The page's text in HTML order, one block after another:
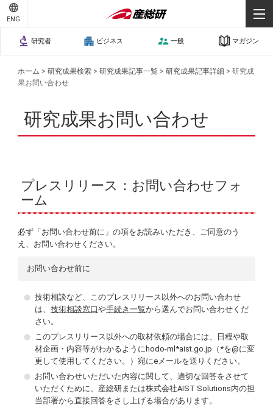
ENG
研究者 ビジネス 一般 マガジン
ホーム >研究成果検索 >研究成果記事一覧 >研究成果記事詳細 >研究成
果お問い合わせ
研究成果お問い合わせ
プレスリリース：お問い合わせフォ
ーム
必ず「お問い合わせ前に」の項をお読みいただき、ご同意のう
え、お問い合わせください。
お問い合わせ前に
技術相談など、このプレスリリース以外へのお問い合わせ
は、技術相談窓口や手続き一覧から選んでお問い合わせくだ
さい。
このプレスリリース以外への取材依頼の場合には、日程や取
材企画・内容等がわかるようにhodo-ml*aist.go.jp（*を@に変
更して使用してください。）宛にeメールを送りください。
お問い合わせいただいた内容に関して、適切な回答をさせて
いただくために、産総研または株式会社AIST Solutions内の担
当部署から直接回答をさし上げる場合があります。